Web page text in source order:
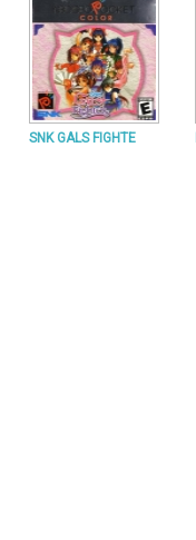
SNK GALS FIGHTE